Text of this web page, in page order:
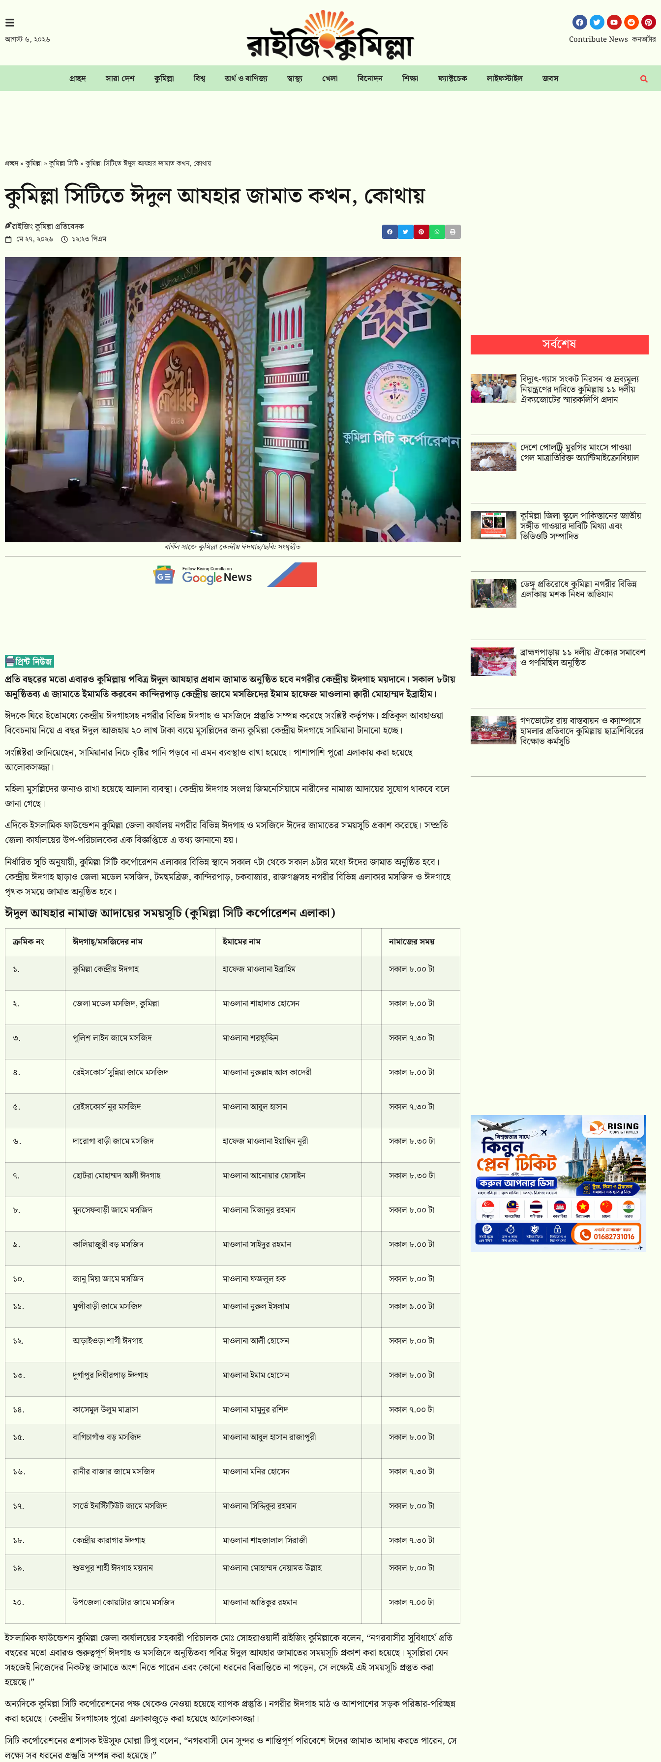
আগস্ট ৬, ২০২৬ Contribute News কনভার্টার
প্রচ্ছদ সারা দেশ কুমিল্লা বিশ্ব অর্থ ও বাণিজ্য স্বাস্থ্য খেলা বিনোদন শিক্ষা ফ্যাক্টচেক লাইফস্টাইল জবস
প্রচ্ছদ»কুমিল্লা »কুমিল্লা সিটি »কুমিল্লা সিটিতে ঈদুল আযহার জামাত কখন, কোথায়
কুমিল্লা সিটিতে ঈদুল আযহার জামাত কখন, কোথায়
রাইজিং কুমিল্লা প্রতিবেদক
মে ২৭, ২০২৬ ১২:২৩ পিএম
বর্ণিল সাজে কুমিল্লা কেন্দ্রীয় ঈদগাহ/ছবি: সংগৃহীত
প্রতি বছরের মতো এবারও কুমিল্লায় পবিত্র ঈদুল আযহার প্রধান জামাত অনুষ্ঠিত হবে নগরীর কেন্দ্রীয় ঈদগাহ ময়দানে। সকাল ৮টায়
অনুষ্ঠিতব্য এ জামাতে ইমামতি করবেন কান্দিরপাড় কেন্দ্রীয় জামে মসজিদের ইমাম হাফেজ মাওলানা ক্বারী মোহাম্মদ ইব্রাহীম।
ঈদকে ঘিরে ইতোমধ্যে কেন্দ্রীয় ঈদগাহসহ নগরীর বিভিন্ন ঈদগাহ ও মসজিদে প্রস্তুতি সম্পন্ন করেছে সংশ্লিষ্ট কর্তৃপক্ষ। প্রতিকূল আবহাওয়া
বিবেচনায় নিয়ে এ বছর ঈদুল আজহায় ২০ লাখ টাকা ব্যয়ে মুসল্লিদের জন্য কুমিল্লা কেন্দ্রীয় ঈদগাহে সামিয়ানা টানানো হচ্ছে।
সংশ্লিষ্টরা জানিয়েছেন, সামিয়ানার নিচে বৃষ্টির পানি পড়বে না এমন ব্যবস্থাও রাখা হয়েছে। পাশাপাশি পুরো এলাকায় করা হয়েছে
আলোকসজ্জা।
মহিলা মুসল্লিদের জন্যও রাখা হয়েছে আলাদা ব্যবস্থা। কেন্দ্রীয় ঈদগাহ সংলগ্ন জিমনেসিয়ামে নারীদের নামাজ আদায়ের সুযোগ থাকবে বলে
জানা গেছে।
এদিকে ইসলামিক ফাউন্ডেশন কুমিল্লা জেলা কার্যালয় নগরীর বিভিন্ন ঈদগাহ ও মসজিদে ঈদের জামাতের সময়সূচি প্রকাশ করেছে। সম্প্রতি
জেলা কার্যালয়ের উপ-পরিচালকের এক বিজ্ঞপ্তিতে এ তথ্য জানানো হয়।
নির্ধারিত সূচি অনুযায়ী, কুমিল্লা সিটি কর্পোরেশন এলাকার বিভিন্ন স্থানে সকাল ৭টা থেকে সকাল ৯টার মধ্যে ঈদের জামাত অনুষ্ঠিত হবে।
কেন্দ্রীয় ঈদগাহ ছাড়াও জেলা মডেল মসজিদ, টমছমব্রিজ, কান্দিরপাড়, চকবাজার, রাজগঞ্জসহ নগরীর বিভিন্ন এলাকার মসজিদ ও ঈদগাহে
পৃথক সময়ে জামাত অনুষ্ঠিত হবে।
ঈদুল আযহার নামাজ আদায়ের সময়সূচি (কুমিল্লা সিটি কর্পোরেশন এলাকা)
ক্রমিক নং ঈদগাহ্/মসজিদের নাম ইমামের নাম
নামাজের সময়
১.
কুমিল্লা কেন্দ্রীয় ঈদগাহ হাফেজ মাওলানা ইব্রাহিম সকাল ৮.০০ টা
২. জেলা মডেল মসজিদ, কুমিল্লা মাওলানা শাহাদাত হোসেন সকাল ৮.০০ টা
৩. পুলিশ লাইন জামে মসজিদ মাওলানা শরফুদ্দিন সকাল ৭.৩০ টা
৪. রেইসকোর্স সুন্নিয়া জামে মসজিদ মাওলানা নুরুল্লাহ আল কাদেরী সকাল ৮.০০ টা
৫. রেইসকোর্স নূর মসজিদ মাওলানা আবুল হাসান সকাল ৭.৩০ টা
৬. দারোগা বাড়ী জামে মসজিদ হাফেজ মাওলানা ইয়াছিন নূরী সকাল ৮.৩০ টা
৭. ছোটরা মোহাম্মদ আলী ঈদগাহ মাওলানা আনোয়ার হোসাইন সকাল ৮.৩০ টা
৮. মুনসেফবাড়ী জামে মসজিদ মাওলানা মিজানুর রহমান সকাল ৮.০০ টা
৯. কালিয়াজুরী বড় মসজিদ মাওলানা সাইদুর রহমান সকাল ৮.০০ টা
১০. জানু মিয়া জামে মসজিদ মাওলানা ফজলুল হক
সকাল ৮.০০ টা
১১.
মুন্সীবাড়ী জামে মসজিদ মাওলানা নুরুল ইসলাম সকাল ৯.০০ টা
১২. আড়াইওড়া শাগী ঈদগাহ মাওলানা আলী হোসেন সকাল ৮.০০ টা
১৩. দুর্গাপুর দিঘীরপাড় ঈদগাহ মাওলানা ইমাম হোসেন সকাল ৮.০০ টা
১৪. কাসেমুল উলুম মাদ্রাসা মাওলানা মামুনুর রশিদ
সকাল ৭.০০ টা
১৫.
বাগিচাগাঁও বড় মসজিদ মাওলানা আবুল হাসান রাজাপুরী সকাল ৮.০০ টা
১৬. রানীর বাজার জামে মসজিদ মাওলানা মনির হোসেন সকাল ৭.৩০ টা
১৭. সার্ভে ইনস্টিটিউট জামে মসজিদ মাওলানা সিদ্দিকুর রহমান সকাল ৮.০০ টা
১৮. কেন্দ্রীয় কারাগার ঈদগাহ মাওলানা শাহজালাল সিরাজী
সকাল ৭.৩০ টা
১৯.
শুভপুর শাহী ঈদগাহ ময়দান মাওলানা মোহাম্মদ নেয়ামত উল্লাহ সকাল ৮.০০ টা
২০. উপজেলা কোয়াটার জামে মসজিদ মাওলানা আতিকুর রহমান সকাল ৭.০০ টা
ইসলামিক ফাউন্ডেশন কুমিল্লা জেলা কার্যালয়ের সহকারী পরিচালক মোঃ সোহরাওয়ার্দী রাইজিং কুমিল্লাকে বলেন, “নগরবাসীর সুবিধার্থে প্রতি
বছরের মতো এবারও গুরুত্বপূর্ণ ঈদগাহ ও মসজিদে অনুষ্ঠিতব্য পবিত্র ঈদুল আযহার জামাতের সময়সূচি প্রকাশ করা হয়েছে। মুসল্লিরা যেন
সহজেই নিজেদের নিকটস্থ জামাতে অংশ নিতে পারেন এবং কোনো ধরনের বিভ্রান্তিতে না পড়েন, সে লক্ষ্যেই এই সময়সূচি প্রস্তুত করা
হয়েছে।”
অন্যদিকে কুমিল্লা সিটি কর্পোরেশনের পক্ষ থেকেও নেওয়া হয়েছে ব্যাপক প্রস্তুতি। নগরীর ঈদগাহ মাঠ ও আশপাশের সড়ক পরিষ্কার-পরিচ্ছন্ন
করা হয়েছে। কেন্দ্রীয় ঈদগাহসহ পুরো এলাকাজুড়ে করা হয়েছে আলোকসজ্জা।
সিটি কর্পোরেশনের প্রশাসক ইউসুফ মোল্লা টিপু বলেন, “নগরবাসী যেন সুন্দর ও শান্তিপূর্ণ পরিবেশে ঈদের জামাত আদায় করতে পারেন, সে
লক্ষ্যে সব ধরনের প্রস্তুতি সম্পন্ন করা হয়েছে।”
সর্বশেষ
‎বিদ্যুৎ-গ্যাস সংকট নিরসন ও দ্রব্যমূল্য
নিয়ন্ত্রণের দাবিতে কুমিল্লায় ১১ দলীয়
ঐক‍্যজোটের স্মারকলিপি প্রদান
দেশে পোলট্রি মুরগির মাংসে পাওয়া
গেল মাত্রাতিরিক্ত অ্যান্টিমাইক্রোবিয়াল
কুমিল্লা জিলা স্কুলে পাকিস্তানের জাতীয়
সঙ্গীত গাওয়ার দাবিটি মিথ্যা এবং
ভিডিওটি সম্পাদিত
ডেঙ্গু প্রতিরোধে কুমিল্লা নগরীর বিভিন্ন
এলাকায় মশক নিধন অভিযান
‎ব্রাহ্মণপাড়ায় ১১ দলীয় ঐক্যের সমাবেশ
ও গণমিছিল অনুষ্ঠিত
গণভোটের রায় বাস্তবায়ন ও ক্যাম্পাসে
হামলার প্রতিবাদে কুমিল্লায় ছাত্রশিবিরের
বিক্ষোভ কর্মসূচি